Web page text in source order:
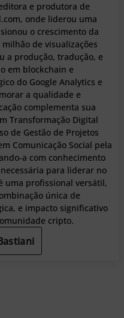
e produtora de
onde liderou uma
o crescimento da
de visualizações
a produção, tradução, e
em blockchain e
do Google Analytics e
a qualidade e
complementa sua
Transformação Digital
de Gestão de Projetos
Comunicação Social pela
a com conhecimento
para liderar no
uma profissional versátil,
única de
e impacto significativo
cripto.